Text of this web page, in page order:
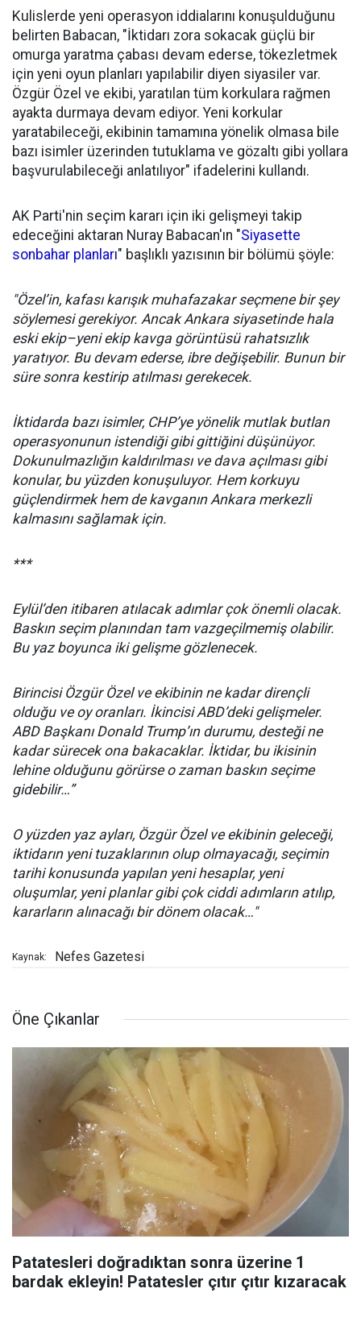
Kulislerde yeni operasyon iddialarını konuşulduğunu
belirten Babacan, "İktidarı zora sokacak güçlü bir
omurga yaratma çabası devam ederse, tökezletmek
için yeni oyun planları yapılabilir diyen siyasiler var.
Özgür Özel ve ekibi, yaratılan tüm korkulara rağmen
ayakta durmaya devam ediyor. Yeni korkular
yaratabileceği, ekibinin tamamına yönelik olmasa bile
bazı isimler üzerinden tutuklama ve gözaltı gibi yollara
başvurulabileceği anlatılıyor" ifadelerini kullandı.
AK Parti'nin seçim kararı için iki gelişmeyi takip
edeceğini aktaran Nuray Babacan'ın "Siyasette
sonbahar planları" başlıklı yazısının bir bölümü şöyle:
"Özel’in, kafası karışık muhafazakar seçmene bir şey
söylemesi gerekiyor. Ancak Ankara siyasetinde hala
eski ekip–yeni ekip kavga görüntüsü rahatsızlık
yaratıyor. Bu devam ederse, ibre değişebilir. Bunun bir
süre sonra kestirip atılması gerekecek.
İktidarda bazı isimler, CHP’ye yönelik mutlak butlan
operasyonunun istendiği gibi gittiğini düşünüyor.
Dokunulmazlığın kaldırılması ve dava açılması gibi
konular, bu yüzden konuşuluyor. Hem korkuyu
güçlendirmek hem de kavganın Ankara merkezli
kalmasını sağlamak için.
***
Eylül’den itibaren atılacak adımlar çok önemli olacak.
Baskın seçim planından tam vazgeçilmemiş olabilir.
Bu yaz boyunca iki gelişme gözlenecek.
Birincisi Özgür Özel ve ekibinin ne kadar dirençli
olduğu ve oy oranları. İkincisi ABD’deki gelişmeler.
ABD Başkanı Donald Trump’ın durumu, desteği ne
kadar sürecek ona bakacaklar. İktidar, bu ikisinin
lehine olduğunu görürse o zaman baskın seçime
gidebilir…”
O yüzden yaz ayları, Özgür Özel ve ekibinin geleceği,
iktidarın yeni tuzaklarının olup olmayacağı, seçimin
tarihi konusunda yapılan yeni hesaplar, yeni
oluşumlar, yeni planlar gibi çok ciddi adımların atılıp,
kararların alınacağı bir dönem olacak…"
Kaynak: Nefes Gazetesi
Öne Çıkanlar
Patatesleri doğradıktan sonra üzerine 1
bardak ekleyin! Patatesler çıtır çıtır kızaracak